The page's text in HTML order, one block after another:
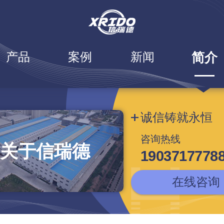
产品 案例 新闻 简介
关于信瑞德
诚信铸就永恒
咨询热线
在线咨询